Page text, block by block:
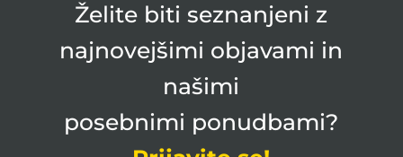
Želite biti seznanjeni z
najnovejšimi objavami in
našimi
posebnimi ponudbami?